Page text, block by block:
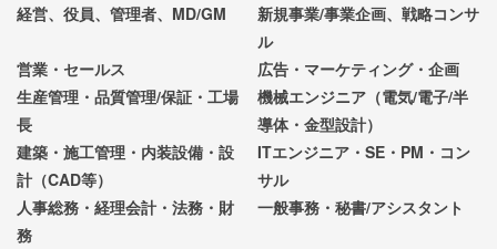
経営、役員、管理者、MD/GM
新規事業/事業企画、戦略コンサ
ル
営業・セールス
広告・マーケティング・企画
生産管理・品質管理/保証・工場
長
機械エンジニア（電気/電子/半
導体・金型設計）
建築・施工管理・内装設備・設
計（CAD等）
ITエンジニア・SE・PM・コン
サル
人事総務・経理会計・法務・財
務
一般事務・秘書/アシスタント